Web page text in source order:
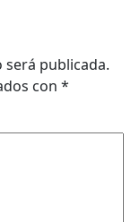
publicada.
con *